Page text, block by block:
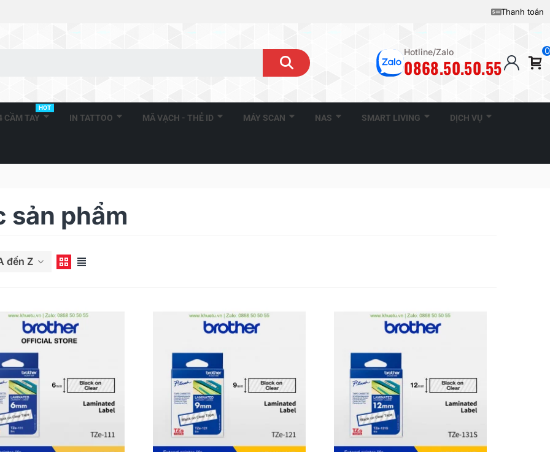
Thanh toán
Hotline/Zalo
0868.50.50.55
0
CẦM TAY
HOT
IN TATTOO MÃ VẠCH - THẺ ID MÁY SCAN NAS SMART LIVING DỊCH VỤ
sản phẩm
đến Z